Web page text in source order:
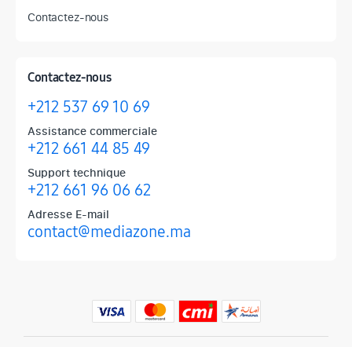
Contactez-nous
Contactez-nous
+212 537 69 10 69
Assistance commerciale
+212 661 44 85 49
Support technique
+212 661 96 06 62
Adresse E-mail
contact@mediazone.ma
Produits phares chez Mediazone
Retrouvez chez Mediazone les références incontournables :